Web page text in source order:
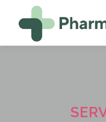
Inhalt
springen